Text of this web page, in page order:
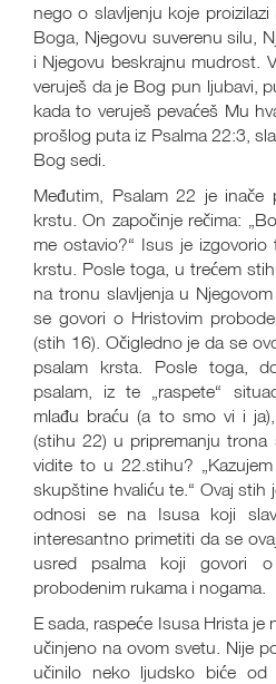
nego o slavljenju koje
Boga, Njegovu suverenu silu,
i Njegovu beskrajnu mudrost.
veruješ da je Bog pun ljubavi,
kada to veruješ pevaćeš Mu
prošlog puta iz Psalma 22:3,
Bog sedi.
Međutim, Psalam 22 je inače
krstu. On započinje rečima:
me ostavio?“ Isus je
krstu. Posle toga, u trećem
na tronu slavljenja u
se govori o Hristovim
(stih 16). Očigledno je da se
psalam krsta. Posle toga,
psalam, iz te „raspete“
mlađu braću (a to smo vi i
(stihu 22) u pripremanju trona
vidite to u 22.stihu?
skupštine hvaliću te.“ Ovaj stih
odnosi se na Isusa koji
interesantno primetiti da se
usred psalma koji govori
probodenim rukama i nogama.
E sada, raspeće Isusa Hrista je
učinjeno na ovom svetu. Nije
učinilo neko ljudsko biće od